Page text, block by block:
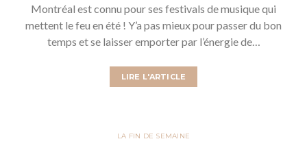
Montréal est connu pour ses festivals de musique qui
mettent le feu en été ! Y’a pas mieux pour passer du bon
temps et se laisser emporter par l’énergie de…
LIRE L'ARTICLE
LA FIN DE SEMAINE